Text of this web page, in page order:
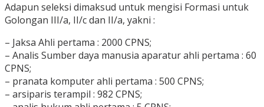
Adapun seleksi dimaksud untuk mengisi Formasi untuk
Golongan III/a, II/c dan II/a, yakni :
– Jaksa Ahli pertama : 2000 CPNS;
– ⁠Analis Sumber daya manusia aparatur ahli pertama : 60
CPNS;
– ⁠pranata komputer ahli pertama : 500 CPNS;
– ⁠arsiparis terampil : 982 CPNS;